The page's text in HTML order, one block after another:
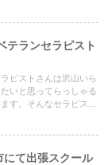
テランセラピスト
ピストさんは沢山いら
いと思ってらっしゃる
す。そんなセラピスト
にて出張スクール